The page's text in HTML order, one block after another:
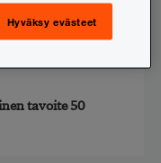
järjestelmien
tavoite 50
Hyväksy evästeet